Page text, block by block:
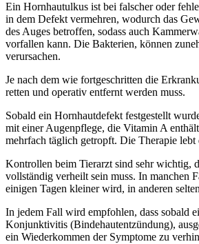
Ein Hornhautulkus ist bei falscher oder
in dem Defekt vermehren, wodurch das
des Auges betroffen, sodass auch
vorfallen kann. Die Bakterien, können
verursachen.
Je nach dem wie fortgeschritten die
retten und operativ entfernt werden muss.
Sobald ein Hornhautdefekt festgestellt
mit einer Augenpflege, die Vitamin A
mehrfach täglich getropft. Die Therapie
Kontrollen beim Tierarzt sind sehr wichtig,
vollständig verheilt sein muss. In manchen
einigen Tagen kleiner wird, in anderen
In jedem Fall wird empfohlen, dass sobald
Konjunktivitis (Bindehautentzündung),
ein Wiederkommen der Symptome zu